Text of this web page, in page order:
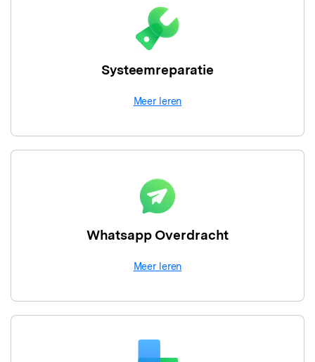
Systeemreparatie
Meer leren
Whatsapp Overdracht
Meer leren